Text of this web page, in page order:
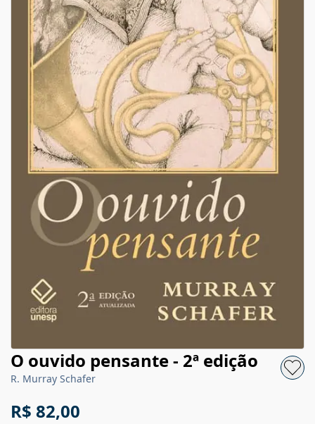
O ouvido pensante - 2ª edição
R. Murray Schafer
R$ 82,00